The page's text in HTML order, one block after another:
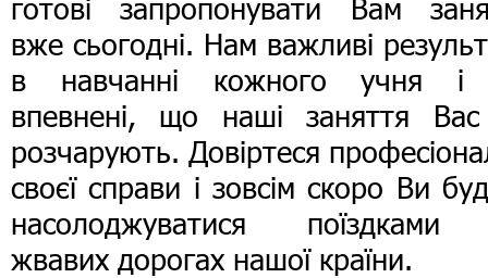
готові запропонувати Вам
вже сьогодні. Нам важливі
в навчанні кожного учня
впевнені, що наші заняття
розчарують. Довіртеся
своєї справи і зовсім скоро Ви
насолоджуватися
жвавих дорогах нашої країни.